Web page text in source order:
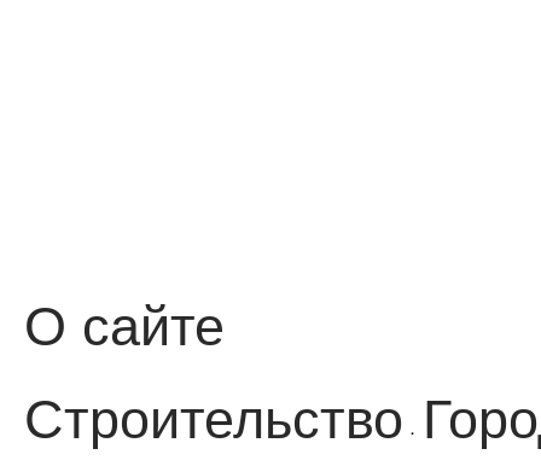
О сайте
Строительство ·